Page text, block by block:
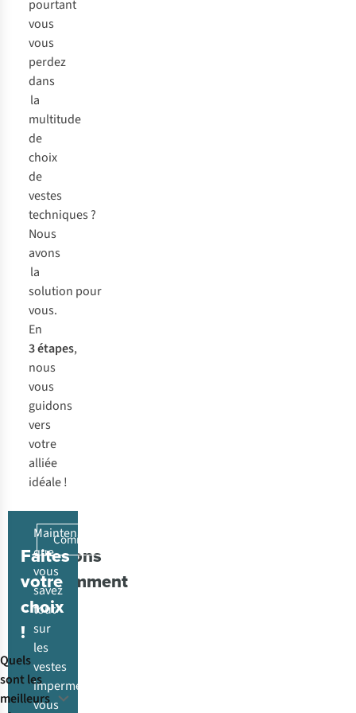
pourtant
vous
vous
perdez
dans
la
multitude
de
choix
de
vestes
techniques ?
Nous
avons
la
solution pour
vous.
En
3 étapes,
nous
vous
guidons
vers
votre
alliée
idéale !
ski,
au
terrain
de
foot
avec
vos
enfants.
permettant
repousser
Sa
innovation
qui
domaine
imperméables.
Questions
fréquemment
posées
Quels
sont les
meilleurs
Faites
votre
choix
!
Maintenant
que
vous
savez
tout
sur
les
vestes
imperméables,
vous
Commandez votre veste imperméable